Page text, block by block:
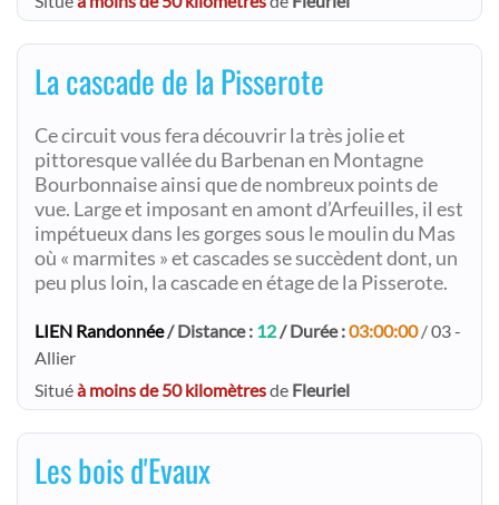
La cascade de la Pisserote
Ce circuit vous fera découvrir la très jolie et
pittoresque vallée du Barbenan en Montagne
Bourbonnaise ainsi que de nombreux points de
vue. Large et imposant en amont d’Arfeuilles, il est
impétueux dans les gorges sous le moulin du Mas
où « marmites » et cascades se succèdent dont, un
peu plus loin, la cascade en étage de la Pisserote.
LIEN Randonnée/ Distance : 12/ Durée :03:00:00/ 03 -
Allier
Situéà moins de 50 kilomètresde Fleuriel
Les bois d'Evaux